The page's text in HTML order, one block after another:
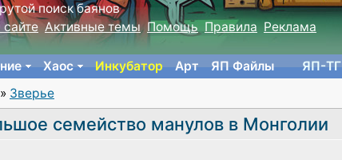
поиск баянов
Активные темы Помощь Правила Реклама
Хаос Инкубатор Арт ЯП Файлы ЯП-TГ
» Зверье
семейство манулов в Монголии